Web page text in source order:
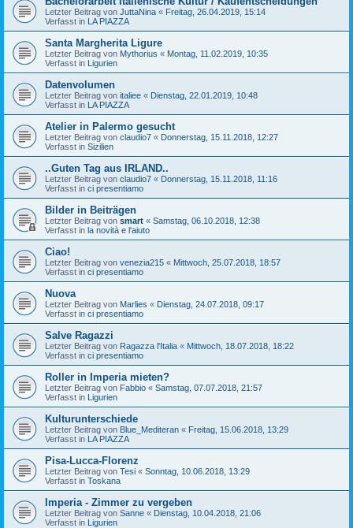
Letzter Beitrag von JuttaNina « Freitag, 26.04.2019, 15:14
Verfasst in LA PIAZZA
Santa Margherita Ligure
Letzter Beitrag von Mythorius « Montag, 11.02.2019, 10:35
Verfasst in Ligurien
Datenvolumen
Letzter Beitrag von italiee « Dienstag, 22.01.2019, 10:48
Verfasst in LA PIAZZA
Atelier in Palermo gesucht
Letzter Beitrag von claudio7 « Donnerstag, 15.11.2018, 12:27
Verfasst in Sizilien
..Guten Tag aus IRLAND..
Letzter Beitrag von claudio7 « Donnerstag, 15.11.2018, 11:16
Verfasst in ci presentiamo
Bilder in Beiträgen
Letzter Beitrag von smart « Samstag, 06.10.2018, 12:38
Verfasst in la novità e l'aiuto
Ciao!
Letzter Beitrag von venezia215 « Mittwoch, 25.07.2018, 18:57
Verfasst in ci presentiamo
Nuova
Letzter Beitrag von Marlies « Dienstag, 24.07.2018, 09:17
Verfasst in ci presentiamo
Salve Ragazzi
Letzter Beitrag von Ragazza l'Italia « Mittwoch, 18.07.2018, 18:22
Verfasst in ci presentiamo
Roller in Imperia mieten?
Letzter Beitrag von Fabbio « Samstag, 07.07.2018, 21:57
Verfasst in Ligurien
Kulturunterschiede
Letzter Beitrag von Blue_Mediteran « Freitag, 15.06.2018, 13:29
Verfasst in LA PIAZZA
Pisa-Lucca-Florenz
Letzter Beitrag von Tesi « Sonntag, 10.06.2018, 13:29
Verfasst in Toskana
Imperia - Zimmer zu vergeben
Letzter Beitrag von Sanne « Dienstag, 10.04.2018, 21:06
Verfasst in Ligurien